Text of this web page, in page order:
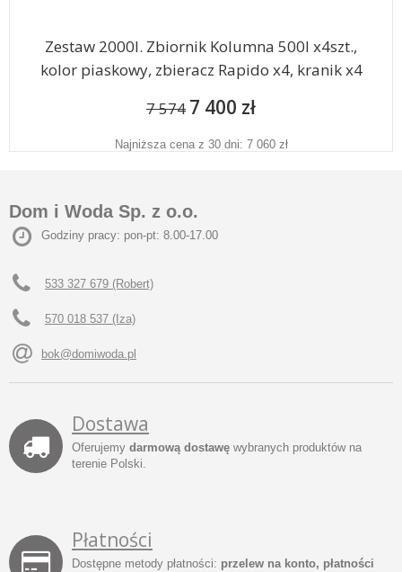
Zestaw 2000l. Zbiornik Kolumna 500l x4szt.,
kolor piaskowy, zbieracz Rapido x4, kranik x4
7 574 7 400 zł
Najniższa cena z 30 dni: 7 060 zł
Dom i Woda Sp. z o.o.
Godziny pracy: pon-pt: 8.00-17.00
533 327 679 (Robert)
570 018 537 (Iza)
bok@domiwoda.pl
Dostawa
Oferujemy darmową dostawę wybranych produktów na
terenie Polski.
Płatności
Dostępne metody płatności: przelew na konto, płatności